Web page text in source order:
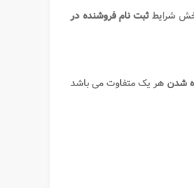
شرایطثبت نام فروشنده در
شدنهر یک متفاوت می باشد